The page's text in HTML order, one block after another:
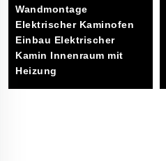
Wandmontage
Elektrischer Kaminofen
Einbau Elektrischer
Kamin Innenraum mit
Heizung